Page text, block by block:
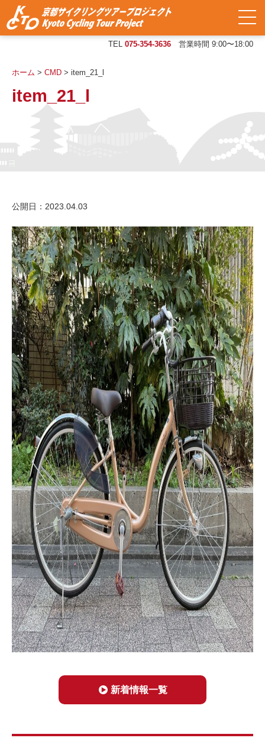
TEL 075-354-3636 営業時間 9:00〜18:00
公開日：2023.04.03
ホーム > CMD > item_21_l
item_21_l
新着情報一覧